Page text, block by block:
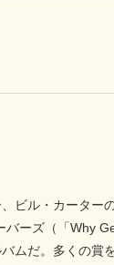
ビル・カータ
ーズ（「Why
ムだ。多くの